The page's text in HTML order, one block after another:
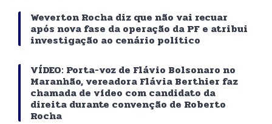
Weverton Rocha diz que não vai recuar
após nova fase da operação da PF e atribui
investigação ao cenário político
VÍDEO: Porta-voz de Flávio Bolsonaro no
Maranhão, vereadora Flávia Berthier faz
chamada de vídeo com candidato da
direita durante convenção de Roberto
Rocha